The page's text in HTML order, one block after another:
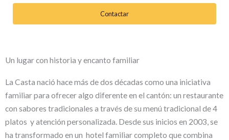
Contactar
Un lugar con historia y encanto familiar
La Casta nació hace más de dos décadas como una iniciativa
familiar para ofrecer algo diferente en el cantón: un restaurante
con sabores tradicionales a través de su menú tradicional de 4
platos y atención personalizada. Desde sus inicios en 2003, se
ha transformado en un hotel familiar completo que combina